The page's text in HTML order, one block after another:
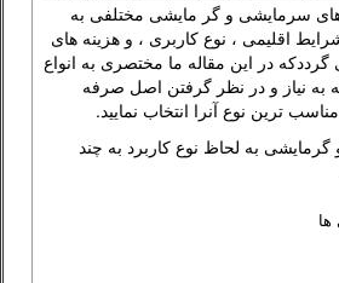
سرمایشی و گر مایشی مختلفی به
اقلیمی ، نوع کاربری ، و هزینه های
در این مقاله ما مختصری به انواع
به نیاز و در نظر گرفتن اصل صرفه
ترین نوع آنرا انتخاب نمایید.
به لحاظ نوع کاربرد به چند
ها